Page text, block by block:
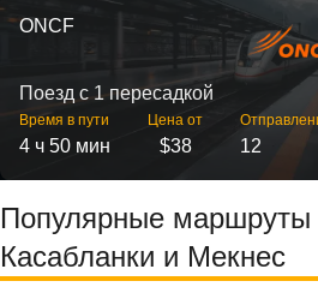
ONCF
Поезд с 1 пересадкой
Время в пути
4 ч 50 мин
Цена от
$38 12
Популярные маршруты
Касабланки и Мекнес